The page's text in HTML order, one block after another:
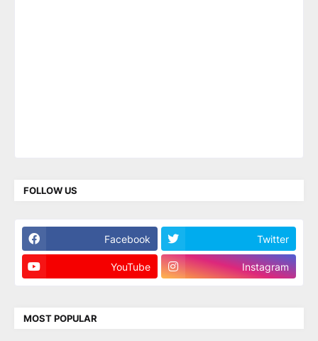
FOLLOW US
Facebook Twitter
YouTube Instagram
MOST POPULAR